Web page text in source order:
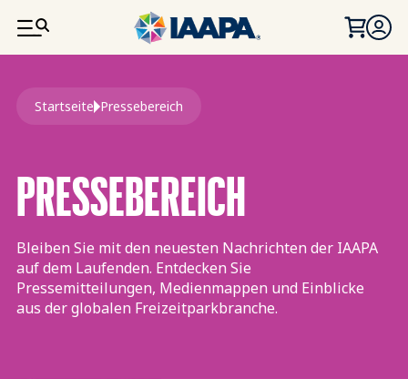
DIREKT ZUM INHALT
Pfadnavigation
Startseite Pressebereich
PRESSEBEREICH
Bleiben Sie mit den neuesten Nachrichten der IAAPA
auf dem Laufenden. Entdecken Sie
Pressemitteilungen, Medienmappen und Einblicke
aus der globalen Freizeitparkbranche.